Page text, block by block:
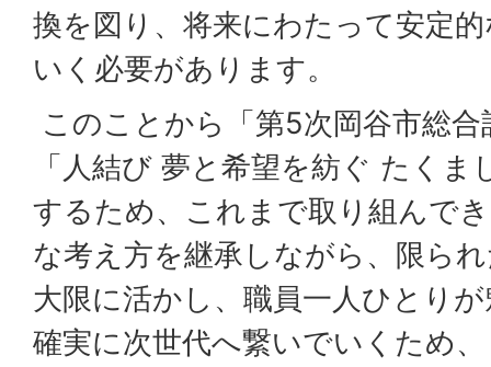
換を図り、将来にわたって安定
いく必要があります。
このことから「第5次岡谷市総
「人結び 夢と希望を紡ぐ たく
するため、これまで取り組んで
な考え方を継承しながら、限ら
大限に活かし、職員一人ひとり
確実に次世代へ繋いでいくため